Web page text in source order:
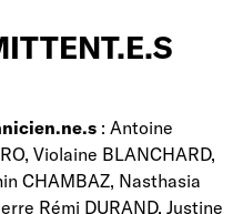
: Antoine
Violaine BLANCHARD,
CHAMBAZ, Nasthasia
Rémi DURAND, Justine